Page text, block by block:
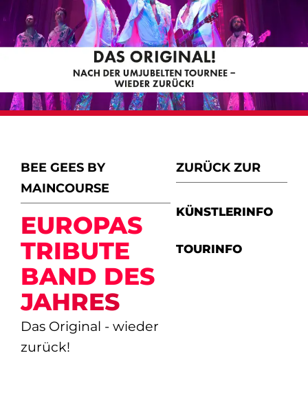
BEE GEES BY
MAINCOURSE
EUROPAS
TRIBUTE
BAND DES
JAHRES
Das Original - wieder
zurück!
ZURÜCK ZUR
KÜNSTLERINFO
TOURINFO